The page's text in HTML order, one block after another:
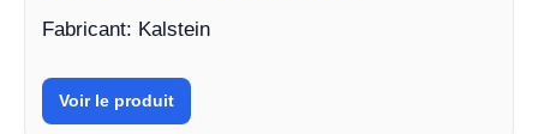
Fabricant: Kalstein
Voir le produit